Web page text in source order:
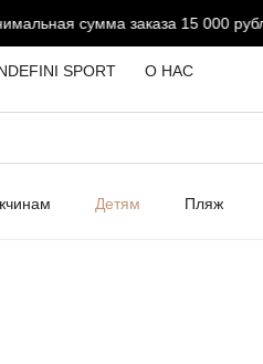
сумма заказа 15 000 рублей
SPORT О НАС
Детям Пляж